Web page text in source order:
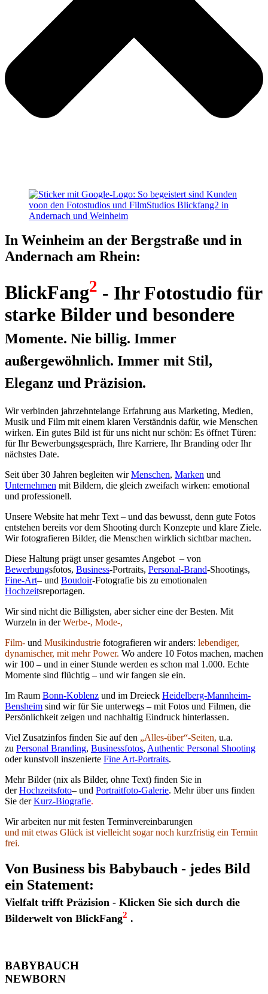
In Weinheim an der Bergstraße und in
Andernach am Rhein:
BlickFang2 - Ihr Fotostudio für
starke Bilder und besondere
Momente. Nie billig. Immer
außergewöhnlich. Immer mit Stil,
Eleganz und Präzision.
Wir verbinden jahrzehntelange Erfahrung aus Marketing, Medien,
Musik und Film mit einem klaren Verständnis dafür, wie Menschen
wirken. Ein gutes Bild ist für uns nicht nur schön: Es öffnet Türen:
für Ihr Bewerbungsgespräch, Ihre Karriere, Ihr Branding oder Ihr
nächstes Date.
Seit über 30 Jahren begleiten wirMenschen, Marken und
Unternehmen mit Bildern, die gleich zweifach wirken: emotional
und professionell.
Unsere Website hat mehr Text – und das bewusst, denn gute Fotos
entstehen bereits vor dem Shooting durch Konzepte und klare Ziele.
Wir fotografieren Bilder, die Menschen wirklich sichtbar machen.
Diese Haltung prägt unser gesamtes Angebot – von
Bewerbungsfotos, Business-Portraits, Personal-Brand-Shootings,
Fine-Art– und Boudoir-Fotografie bis zu emotionalen
Hochzeitsreportagen.
Wir sind nicht die Billigsten, aber sicher eine der Besten. Mit
Wurzeln in derWerbe-, Mode-,
Film- und Musikindustrie fotografieren wir anders: lebendiger,
dynamischer, mit mehr Power. Wo andere 10 Fotos machen, machen
wir 100 – und in einer Stunde werden es schon mal 1.000. Echte
Momente sind flüchtig – und wir fangen sie ein.
Im Raum Bonn-Koblenz und im Dreieck Heidelberg-Mannheim-
Bensheim sind wir für Sie unterwegs – mit Fotos und Filmen, die
Persönlichkeit zeigen und nachhaltig Eindruck hinterlassen.
Viel Zusatzinfos finden Sie auf den „Alles-über“-Seiten, u.a.
zu Personal Branding, Businessfotos, Authentic Personal Shooting
oder kunstvoll inszenierte Fine Art-Portraits.
Mehr Bilder (nix als Bilder, ohne Text) finden Sie in
derHochzeitsfoto– und Portraitfoto-Galerie. Mehr über uns finden
Sie derKurz-Biografie.
Wir arbeiten nur mit festen Terminvereinbarungen
und mit etwas Glück ist vielleicht sogar noch kurzfristig ein Termin
frei.
Von Business bis Babybauch - jedes Bild
ein Statement:
Vielfalt trifft Präzision - Klicken Sie sich durch die
Bilderwelt von BlickFang2 .
BABYBAUCH
NEWBORN